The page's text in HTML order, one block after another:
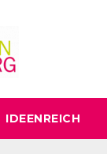
IDEENREICH